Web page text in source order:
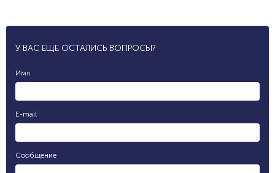
У ВАС ЕЩЕ ОСТАЛИСЬ ВОПРОСЫ?
Имя
E-mail
Сообщение